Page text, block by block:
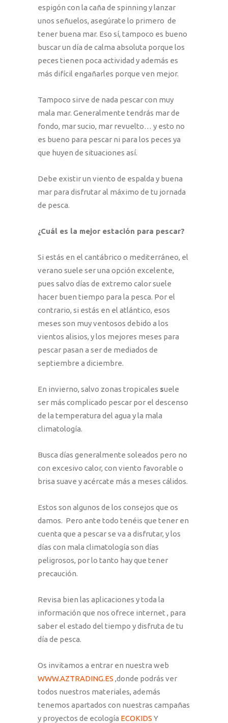
espigón con la caña de spinning y lanzar
unos señuelos, asegúrate lo primero de
tener buena mar. Eso sí, tampoco es bueno
buscar un día de calma absoluta porque los
peces tienen poca actividad y además es
más difícil engañarles porque ven mejor.
Tampoco sirve de nada pescar con muy
mala mar. Generalmente tendrás mar de
fondo, mar sucio, mar revuelto… y esto no
es bueno para pescar ni para los peces ya
que huyen de situaciones así.
Debe existir un viento de espalda y buena
mar para disfrutar al máximo de tu jornada
de pesca.
¿Cuál es la mejor estación para pescar?
Si estás en el cantábrico o mediterráneo, el
verano suele ser una opción excelente,
pues salvo días de extremo calor suele
hacer buen tiempo para la pesca. Por el
contrario, si estás en el atlántico, esos
meses son muy ventosos debido a los
vientos alisios, y los mejores meses para
pescar pasan a ser de mediados de
septiembre a diciembre.
En invierno, salvo zonas tropicales suele
ser más complicado pescar por el descenso
de la temperatura del agua y la mala
climatología.
Busca días generalmente soleados pero no
con excesivo calor, con viento favorable o
brisa suave y acércate más a meses cálidos.
Estos son algunos de los consejos que os
damos. Pero ante todo tenéis que tener en
cuenta que a pescar se va a disfrutar, y los
días con mala climatología son días
peligrosos, por lo tanto hay que tener
precaución.
Revisa bien las aplicaciones y toda la
información que nos ofrece internet , para
saber el estado del tiempo y disfruta de tu
día de pesca.
Os invitamos a entrar en nuestra web
WWW.AZTRADING.ES ,donde podrás ver
todos nuestros materiales, además
tenemos apartados con nuestras campañas
y proyectos de ecología ECOKIDS Y